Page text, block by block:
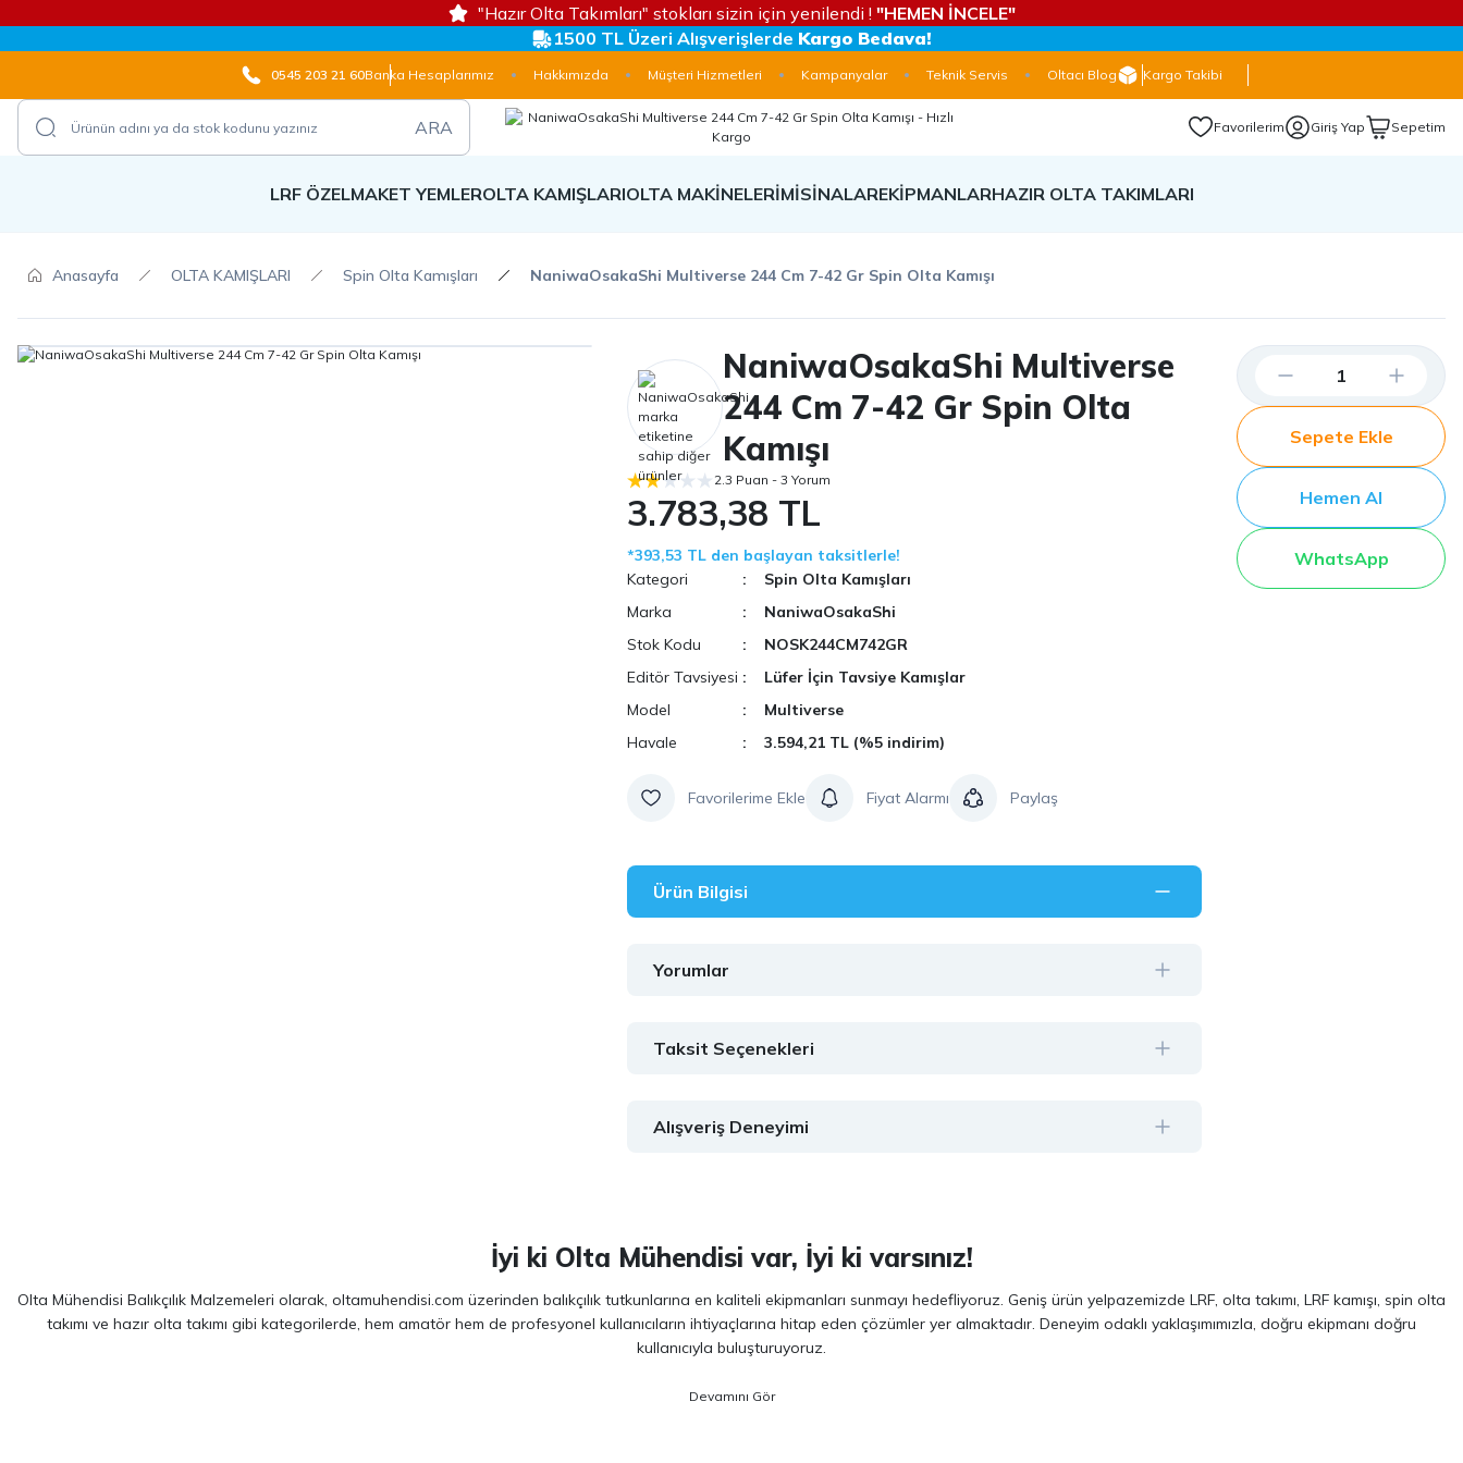
"Hazır Olta Takımları" stokları sizin için yenilendi ! "HEMEN İNCELE"
1500 TL Üzeri Alışverişlerde Kargo Bedava!
0545 203 21 60Banka Hesaplarımız Hakkımızda Müşteri Hizmetleri Kampanyalar Teknik Servis Oltacı Blog Kargo Takibi
ARA Favorilerim Giriş Yap Sepetim
LRF ÖZELMAKET YEMLEROLTA KAMIŞLARIOLTA MAKİNELERİMİSİNALAREKİPMANLARHAZIR OLTA TAKIMLARI
Anasayfa OLTA KAMIŞLARI Spin Olta Kamışları NaniwaOsakaShi Multiverse 244 Cm 7-42 Gr Spin Olta Kamışı
NaniwaOsakaShi Multiverse
244 Cm 7-42 Gr Spin Olta
Kamışı
2.3 Puan - 3 Yorum
3.783,38 TL
*393,53 TL den başlayan taksitlerle!
Kategori
Spin Olta Kamışları
Marka
NaniwaOsakaShi
Stok Kodu
NOSK244CM742GR
Editör Tavsiyesi
Lüfer İçin Tavsiye Kamışlar
Model
Multiverse
Havale
3.594,21 TL (%5 indirim)
Fiyat Alarmı Paylaş
Ürün Bilgisi
Yorumlar
Taksit Seçenekleri
Alışveriş Deneyimi
Sepete Ekle
Hemen Al
WhatsApp
İyi ki Olta Mühendisi var, İyi ki varsınız!
Olta Mühendisi Balıkçılık Malzemeleri olarak, oltamuhendisi.com üzerinden balıkçılık tutkunlarına en kaliteli ekipmanları sunmayı hedefliyoruz. Geniş ürün yelpazemizde LRF, olta takımı, LRF kamışı, spin olta
takımı ve hazır olta takımı gibi kategorilerde, hem amatör hem de profesyonel kullanıcıların ihtiyaçlarına hitap eden çözümler yer almaktadır. Deneyim odaklı yaklaşımımızla, doğru ekipmanı doğru
kullanıcıyla buluşturuyoruz.
Shimano, Daiwa, Hanfish, Fujin ve Ryuji gibi lider markaların en güncel ve performans odaklı modellerinden oluşur. Özellikle LRF avcılığı ve